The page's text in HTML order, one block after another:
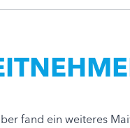
fand ein weiteres